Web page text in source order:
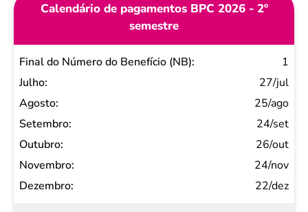
Calendário de pagamentos BPC 2026 - 2º
semestre
Final do
Número
do
Benefício
(NB)
Julho
Agosto
1
27/jul
25/ago
24/set
26/out
24/nov
22/dez